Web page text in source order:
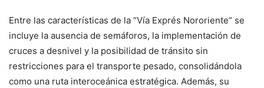
Entre las características de la “Vía Exprés Nororiente” se
incluye la ausencia de semáforos, la implementación de
cruces a desnivel y la posibilidad de tránsito sin
restricciones para el transporte pesado, consolidándola
como una ruta interoceánica estratégica. Además, su